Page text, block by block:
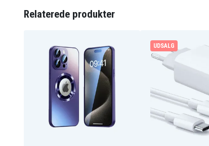
Varemærke
Sort
Materiale Plastik
Relaterede produkter
UDSALG